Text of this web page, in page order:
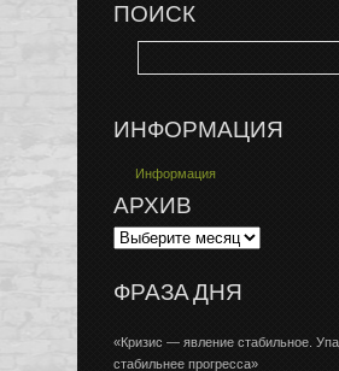
ПОИСК
ИНФОРМАЦИЯ
Информация
АРХИВ
ФРАЗА ДНЯ
«Кризис — явление стабильное.
стабильнее прогресса»